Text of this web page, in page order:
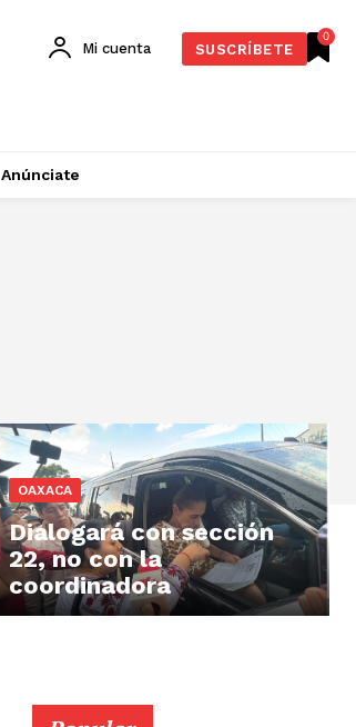
0
Mi cuenta SUSCRÍBETE
Anúnciate
OAXACA
Dialogará con sección
22, no con la
coordinadora